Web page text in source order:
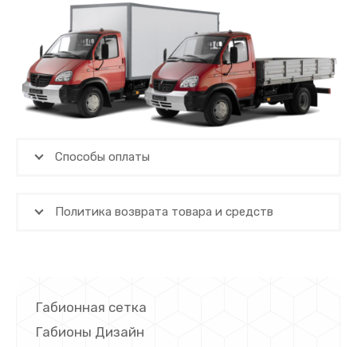
Способы оплаты
Политика возврата товара и средств
Габионная сетка
Габионы Дизайн